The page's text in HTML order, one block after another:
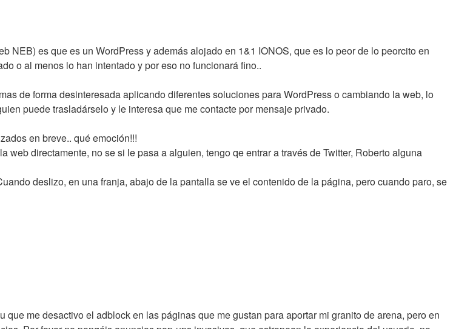
NEB) es que es un WordPress y además alojado en 1&1 IONOS, que es lo peor de lo peorcito en
o al menos lo han intentado y por eso no funcionará fino..
de forma desinteresada aplicando diferentes soluciones para WordPress o cambiando la web, lo
puede trasladárselo y le interesa que me contacte por mensaje privado.
en breve.. qué emoción!!!
web directamente, no se si le pasa a alguien, tengo qe entrar a través de Twitter, Roberto alguna
deslizo, en una franja, abajo de la pantalla se ve el contenido de la página, pero cuando paro, se
me desactivo el adblock en las páginas que me gustan para aportar mi granito de arena, pero en